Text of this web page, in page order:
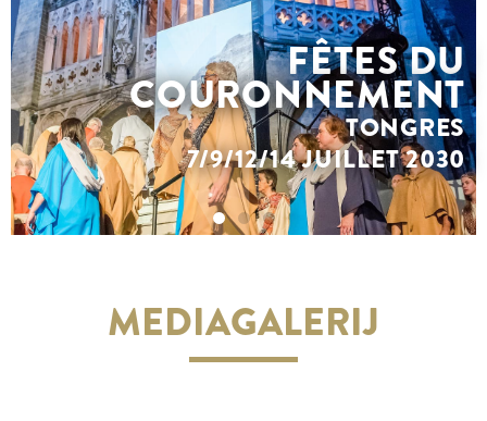
FÊTES DU
COURONNEMENT
TONGRES
7/9/12/14 JUILLET 2030
MEDIAGALERIJ